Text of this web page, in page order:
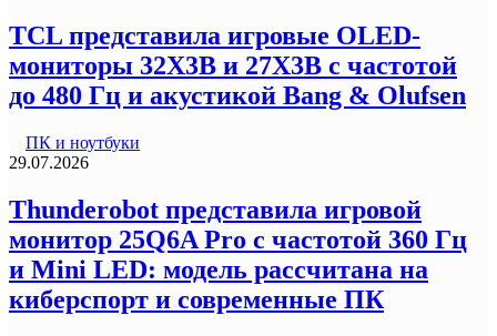
TCL представила игровые OLED-
мониторы 32X3B и 27X3B с частотой
до 480 Гц и акустикой Bang & Olufsen
ПК и ноутбуки
29.07.2026
Thunderobot представила игровой
монитор 25Q6A Pro с частотой 360 Гц
и Mini LED: модель рассчитана на
киберспорт и современные ПК